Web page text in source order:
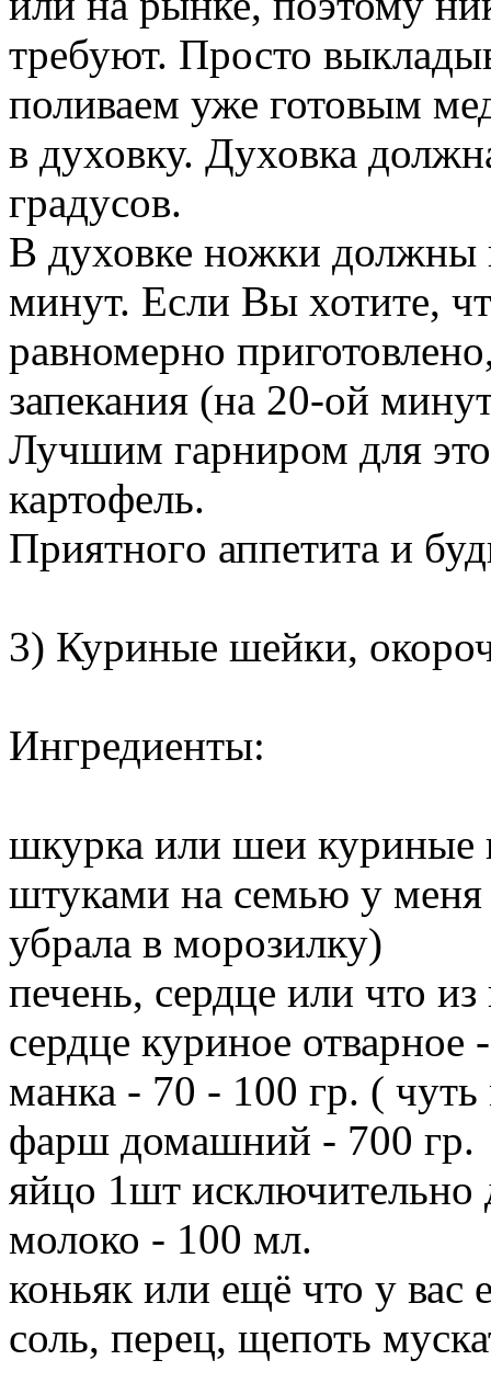
требуют. Просто
поливаем уже готовым
в духовку. Духовка
градусов.
В духовке ножки должны
минут. Если Вы хотите,
равномерно
запекания (на 20-ой
Лучшим гарниром для
картофель.
Приятногo аппетита и
3) Куриные шейки,
Ингредиенты:
шкурка или шеи
штуками на семью у
убрала в морозилку)
печень, сердце или что
сердце куриное отварное
манка - 70 - 100 гр. (
фарш домашний - 700 гр.
яйцо 1шт исключительно
молоко - 100 мл.
коньяк или ещё что у вас
соль, перец, щепоть